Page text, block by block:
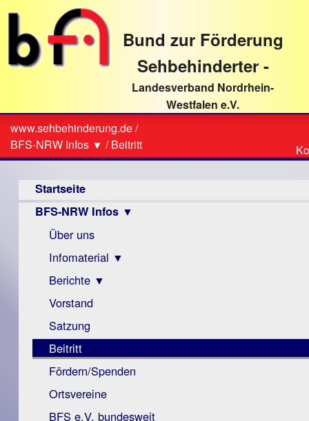
direkt
Textinhalt
Bund zur Förderung
Sehbehinderter -
Landesverband Nordrhein-
Westfalen e.V.
Sie
sind
hier
www.sehbehinderung.de/
BFS-NRW Infos ▼ /Beitritt
Startseite
BFS-NRW Infos ▼
Über uns
Infomaterial ▼
Visus
Zeitschrift
Monokular
Mac
Instagram-
Links
Berichte ▼
Archiv
Berichte
Vorstand
Satzung
Beitritt
Fördern/Spenden
Ortsvereine
BFS e.V. bundesweit